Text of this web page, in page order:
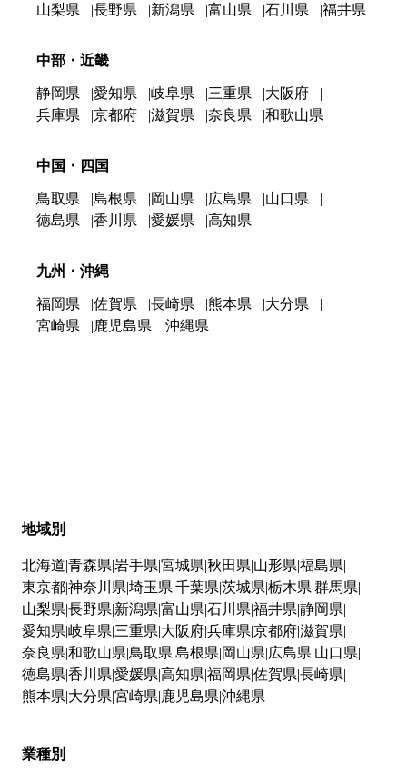
山梨県 長野県 新潟県 富山県 石川県 福井県
中部・近畿
静岡県 愛知県 岐阜県 三重県
大阪府
兵庫県
京都府 滋賀県 奈良県 和歌山県
中国・四国
鳥取県 島根県 岡山県 広島県
山口県
徳島県
香川県 愛媛県 高知県
九州・沖縄
福岡県 佐賀県 長崎県 熊本県
大分県
宮崎県
鹿児島県 沖縄県
地域別
北海道 青森県 岩手県 宮城県 秋田県 山形県 福島県
東京都神奈川県 埼玉県 千葉県 茨城県 栃木県 群馬県
山梨県 長野県 新潟県 富山県 石川県 福井県 静岡県
愛知県 岐阜県 三重県 大阪府兵庫県 京都府滋賀県
奈良県 和歌山県 鳥取県 島根県 岡山県 広島県 山口県
徳島県 香川県 愛媛県 高知県 福岡県 佐賀県 長崎県
熊本県 大分県 宮崎県 鹿児島県 沖縄県
業種別